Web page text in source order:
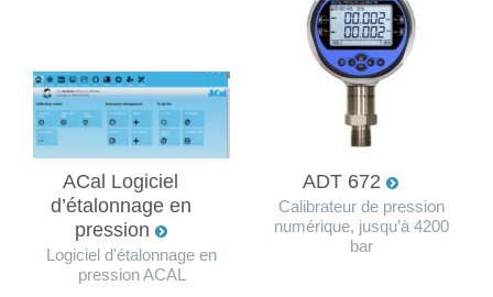
ACal Logiciel
d’étalonnage en
pression
Logiciel d'étalonnage en
pression ACAL
ADT 672
Calibrateur de pression
numérique, jusqu’à 4200
bar